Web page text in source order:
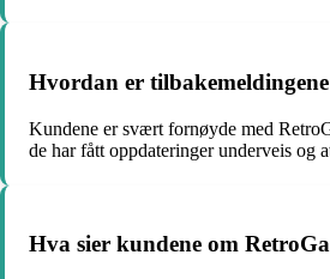
Hvordan er
Kundene er svært fornøyde med
de har fått oppdateringer underveis og
Hva sier kundene om